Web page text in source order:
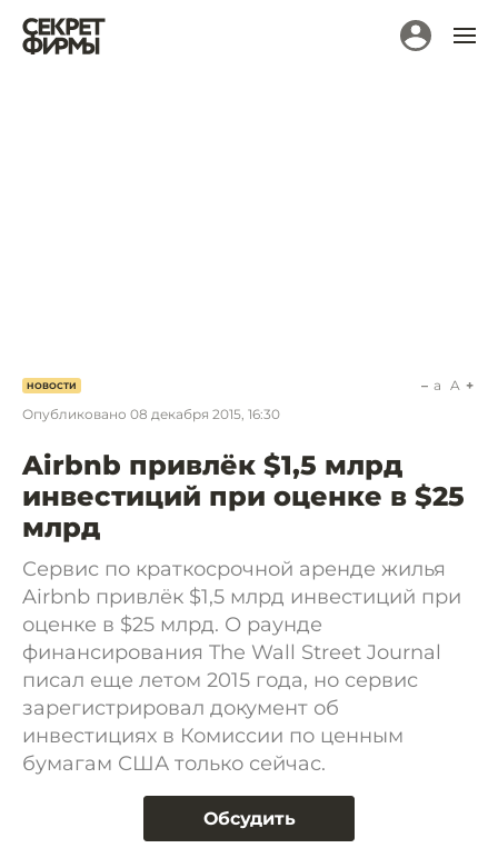
НОВОСТИ
Опубликовано 08 декабря 2015, 16:30
a A
Airbnb привлёк $1,5 млрд
инвестиций при оценке в $25
млрд
Сервис по краткосрочной аренде жилья
Airbnb привлёк $1,5 млрд инвестиций при
оценке в $25 млрд. О раунде
финансирования The Wall Street Journal
писал еще летом 2015 года, но сервис
зарегистрировал документ об
инвестициях в Комиссии по ценным
бумагам США только сейчас.
Обсудить